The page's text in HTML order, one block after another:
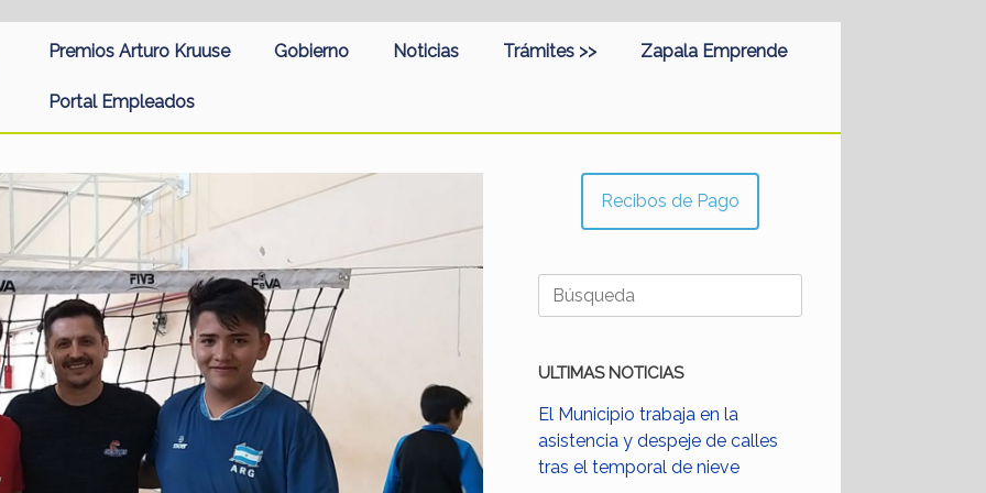
Premios Arturo Kruuse Gobierno Noticias Trámites >> Zapala Emprende
Portal Empleados
Recibos de Pago
Buscar:
ULTIMAS NOTICIAS
El Municipio trabaja en la
asistencia y despeje de calles
tras el temporal de nieve